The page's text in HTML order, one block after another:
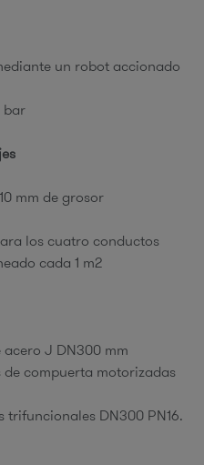
un robot accionado
bar
mm de grosor
los cuatro conductos
cada 1 m2
J DN300 mm
compuerta motorizadas
trifuncionales DN300 PN16.